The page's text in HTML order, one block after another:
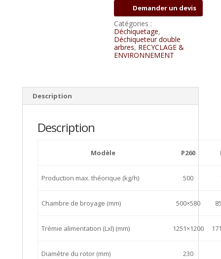
Demander un devis
Catégories :
Déchiquetage,
Déchiqueteur double
arbres, RECYCLAGE &
ENVIRONNEMENT
Description
Description
Modèle P260
Production max. théorique (kg/h) 500
Chambre de broyage (mm) 500×580
Trémie alimentation (Lxl) (mm) 1251×1200
Diamètre du rotor (mm) 230